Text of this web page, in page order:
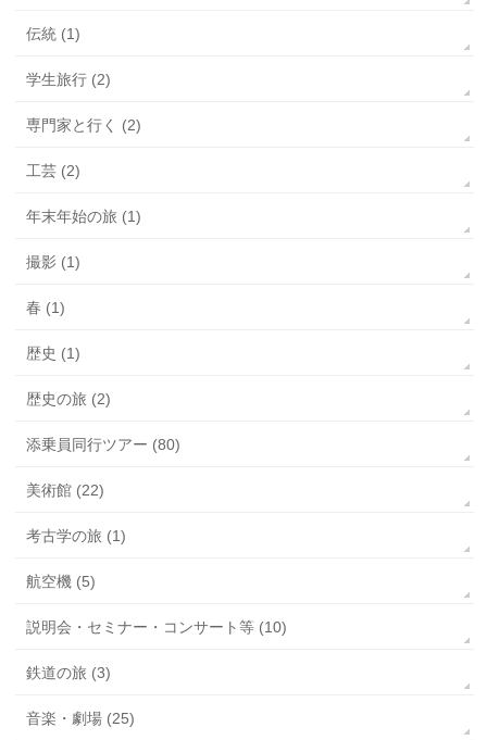
伝統 (1)
学生旅行 (2)
専門家と行く (2)
工芸 (2)
年末年始の旅 (1)
撮影 (1)
春 (1)
歴史 (1)
歴史の旅 (2)
添乗員同行ツアー (80)
美術館 (22)
考古学の旅 (1)
航空機 (5)
説明会・セミナー・コンサート等 (10)
鉄道の旅 (3)
音楽・劇場 (25)